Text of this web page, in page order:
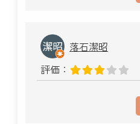
落石潔昭
評価：